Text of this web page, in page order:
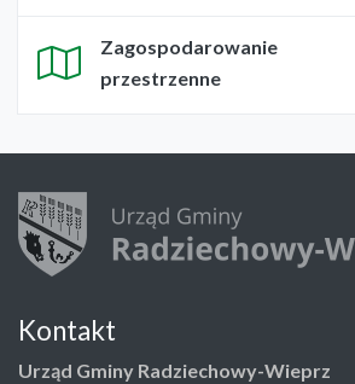
Zagospodarowanie
przestrzenne
Kontakt
Urząd Gminy Radziechowy-Wieprz